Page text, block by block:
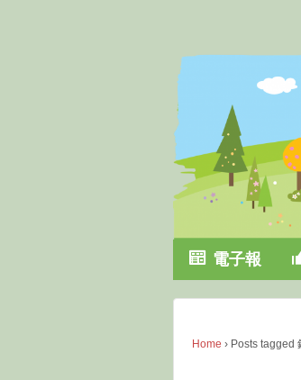
MAIN
電子報
Home › Posts tagged